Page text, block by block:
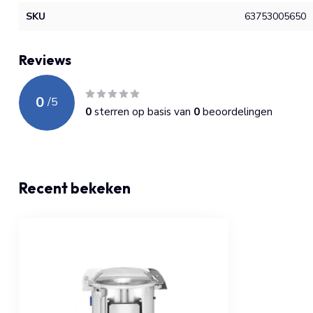
SKU 63753005650
Reviews
0 /5
0sterren op basis van 0beoordelingen
Recent bekeken